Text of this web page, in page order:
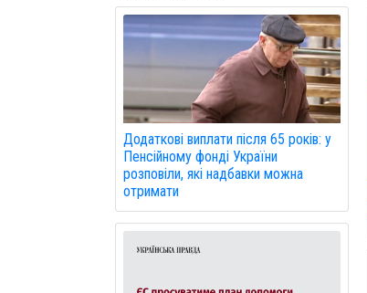
Додаткові виплати після 65 років: у
Пенсійному фонді України
розповіли, які надбавки можна
отримати